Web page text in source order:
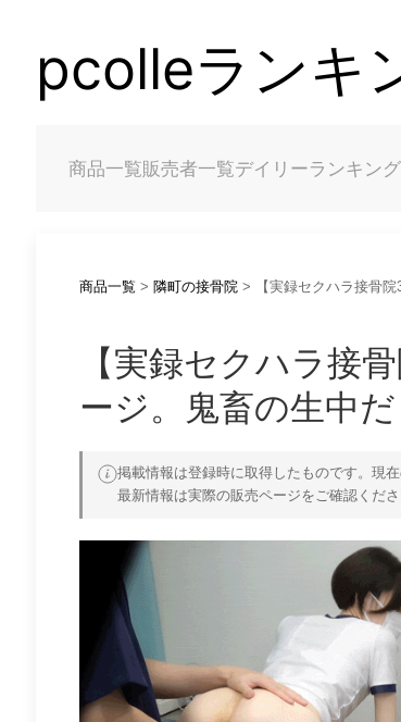
pcolleランキ
商品一覧販売者一覧デイリーランキング
商品一覧 > 隣町の接骨院 > 【実録セクハラ接骨
【実録セクハラ接
ージ。鬼畜の生中だ
掲載情報は登録時に取得したものです。現
最新情報は実際の販売ページをご確認くださ